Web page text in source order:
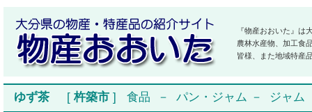
『物産おおいた』は
農林水産物、加工食
皆様、また地域特産
ゆず茶 [ 杵築市 ] 食品 － パン・ジャム － ジャム